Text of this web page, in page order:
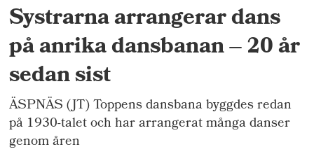
Systrarna arrangerar dans
på anrika dansbanan – 20 år
sedan sist
ÄSPNÄS (JT) Toppens dansbana byggdes redan
på 1930-talet och har arrangerat många danser
genom åren